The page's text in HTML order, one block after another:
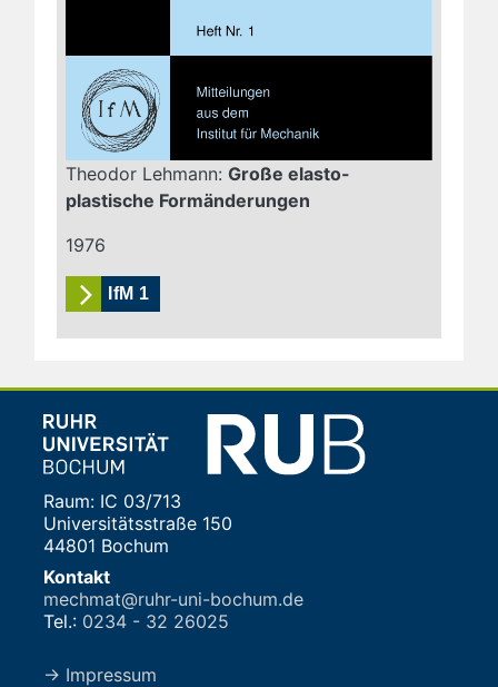
Theodor Lehmann: Große elasto-
plastische Formänderungen
1976
IfM 1
Raum: IC 03/713
Universitätsstraße 150
44801 Bochum
Kontakt
mechmat@ruhr-uni-bochum.de
Tel.: 0234 - 32 26025
→ Impressum